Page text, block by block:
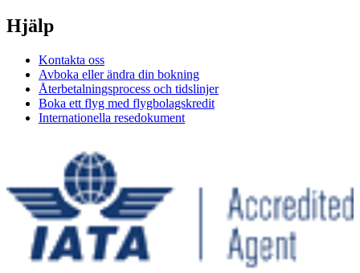
Hjälp
Kontakta oss
Avboka eller ändra din bokning
Återbetalningsprocess och tidslinjer
Boka ett flyg med flygbolagskredit
Internationella resedokument